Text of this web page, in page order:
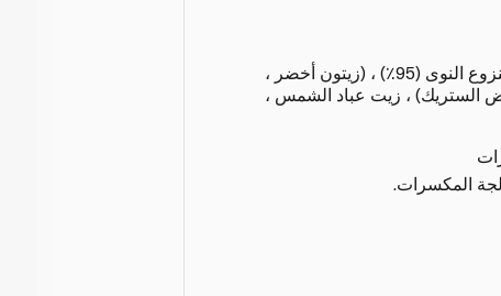
زيتون هوجبلانكا الأخضر منزوع النوى (95٪) ، (زيتون أخضر ،
الستريك) ، زيت عباد الشمس ،
المكسرات.